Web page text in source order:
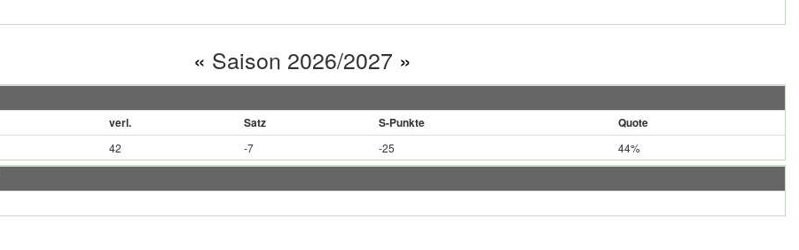
« Saison 2026/2027 »
verl. Satz S-Punkte Quote
42 -7 -25 44%